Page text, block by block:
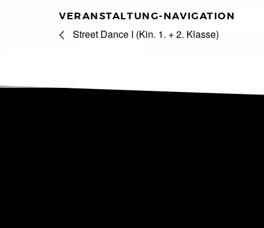
VERANSTALTUNG-NAVIGATION
Street Dance I (Kin. 1. + 2. Klasse)